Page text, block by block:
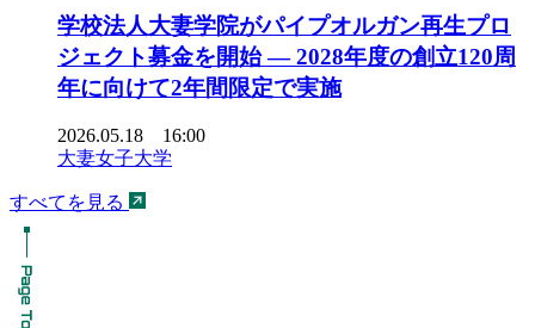
学校法人大妻学院がパイプオルガン再生プロ
ジェクト募金を開始 ― 2028年度の創立120周
年に向けて2年間限定で実施
2026.05.18 16:00
大妻女子大学
すべてを見る